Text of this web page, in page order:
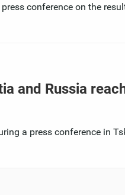
conference on the
and Russia
a press conference in